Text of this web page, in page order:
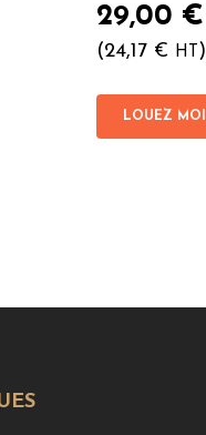
29,00 €
(24,17 € HT )
LOUEZ MOI